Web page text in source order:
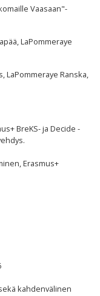
Vaasaan"-
LaPommeraye
LaPommeraye Ranska,
BreKS- ja Decide -
Erasmus+
kahdenvälinen